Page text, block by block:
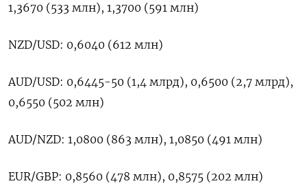
1,3670 (533 млн), 1,3700 (591 млн)
NZD/USD: 0,6040 (612 млн)
AUD/USD: 0,6445-50 (1,4 млрд), 0,6500 (2,7 млрд),
0,6550 (502 млн)
AUD/NZD: 1,0800 (863 млн), 1,0850 (491 млн)
EUR/GBP: 0,8560 (478 млн), 0,8575 (202 млн)